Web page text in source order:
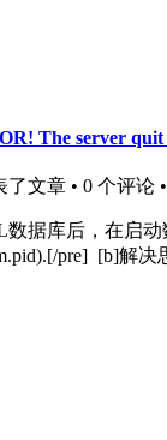
The server
了文章 • 0 个评论
库后，在启动数
pre] [b]